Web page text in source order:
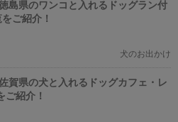
なっちゃうかも。
島県のワンコと入れるドッグラン付
ご紹介！
犬のお出かけ
賀県の犬と入れるドッグカフェ・レ
ご紹介！